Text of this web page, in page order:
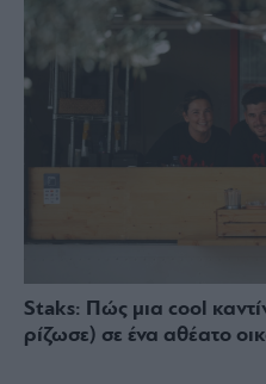
Staks: Πώς μια cool
ρίζωσε) σε ένα αθέατο